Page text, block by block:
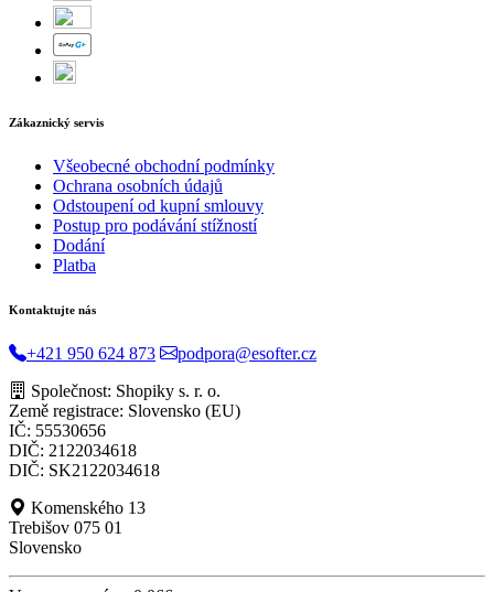
Zákaznický servis
Všeobecné obchodní podmínky
Ochrana osobních údajů
Odstoupení od kupní smlouvy
Postup pro podávání stížností
Dodání
Platba
Kontaktujte nás
+421 950 624 873
podpora@esofter.cz
Společnost: Shopiky s. r. o.
Země registrace: Slovensko (EU)
IČ: 55530656
DIČ: 2122034618
DIČ: SK2122034618
Komenského 13
Trebišov 075 01
Slovensko